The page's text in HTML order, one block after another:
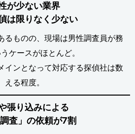
が少ない業界
は限りなく少ない
るものの、現場は男性調査員が務
ケースがほとんど。
インとなって対応する探偵社は数
える程度。
張り込みによる
調査」の依頼が7割